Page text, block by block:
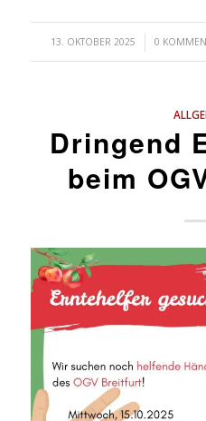
13. OKTOBER 2025
/ 0 /
Dringend
beim